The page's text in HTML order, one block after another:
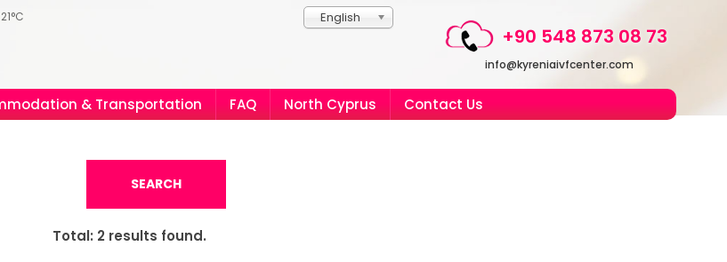
English
21°C
+90 548 873 08 73
info@kyreniaivfcenter.com
& Transportation FAQ North Cyprus Contact Us
SEARCH
Total: 2results found.